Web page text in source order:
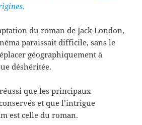
du roman de Jack London,
paraissait difficile, sans le
géographiquement à
déshéritée.
que les principaux
et que l’intrigue
est celle du roman.